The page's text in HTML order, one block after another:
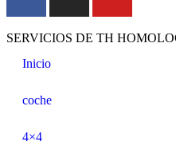
SERVICIOS DE TH
Inicio
coche
4×4